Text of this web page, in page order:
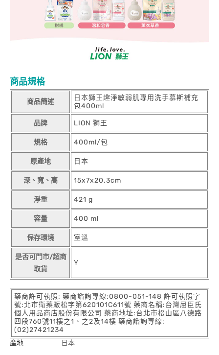
商品規格
商品簡述
日本獅王趣淨敏弱肌專用洗手慕斯補充
包400ml
品牌 LION 獅王
規格 400ml/包
原產地 日本
深、寬、高 15x7x20.3cm
淨重 421 g
容量 400 ml
保存環境 室溫
是否可門市/超商
取貨
Y
藥商許可執照: 藥商諮詢專線:0800-051-148 許可執照字
號:北市衛藥販松字第620101C611號 藥商名稱:台灣屈臣氏
個人用品商店股份有限公司 藥商地址:台北市松山區八德路
四段760號11樓之1、之2及14樓 藥商諮詢專線:
(02)27421234
產地
日本